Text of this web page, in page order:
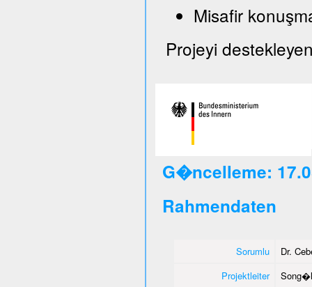
Misafir
Projeyi
G�ncelleme:
Rahmendaten
Sorumlu
Dr.
Projektleiter